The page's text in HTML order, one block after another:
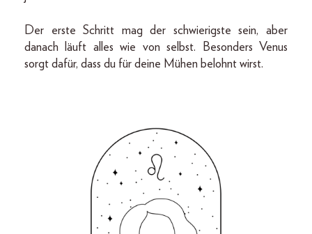
Der erste Schritt mag der schwierigste sein, aber
danach läuft alles wie von selbst. Besonders Venus
sorgt dafür, dass du für deine Mühen belohnt wirst.